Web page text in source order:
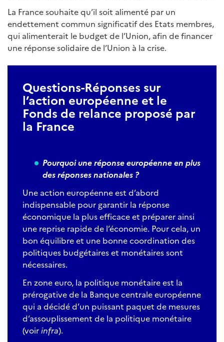
La France souhaite qu’il soit alimenté par un
endettement commun significatif des Etats membres,
qui alimenterait le budget de l’Union, afin de financer
une réponse solidaire de l’Union à la crise.
Questions-Réponses sur
l’action européenne et le
Fonds de relance proposé par
la France
Pourquoi une réponse européenne en plus
des réponses nationales ?
Une action européenne est d’abord
indispensable pour garantir la réponse
économique la plus efficace et préparer ainsi
une reprise rapide de l’économie. Pour cela, un
bon équilibre et une bonne coordination des
politiques budgétaires et monétaires sont
nécessaires.
En zone euro, la politique monétaire est la
prérogative de la Banque centrale européenne
qui a décidé d’un puissant paquet de mesures
d’assouplissement de la politique monétaire
(voir infra).